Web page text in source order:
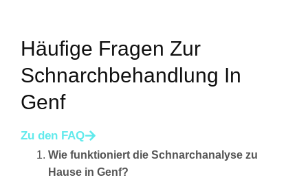
Häufige Fragen Zur
Schnarchbehandlung In
Genf
Zu den FAQ
Wie funktioniert die Schnarchanalyse zu
Hause in Genf?